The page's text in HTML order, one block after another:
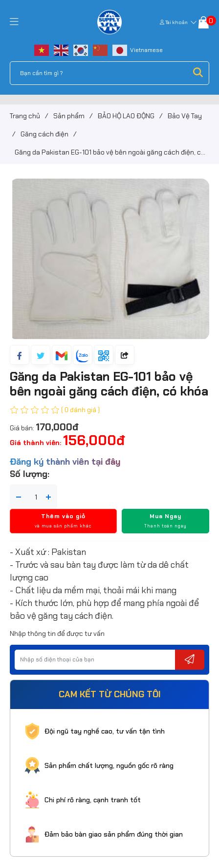
Tài khoản 0
Trang chủ / Sản phẩm / BẢO HỘ LAO ĐỘNG / Bảo Vệ Tay
/ Găng cách điện /
Găng da Pakistan EG-101 bảo vệ bên ngoài găng cách điện, có
Găng da Pakistan EG-101 bảo vệ
bên ngoài găng cách điện, có khóa
( 0 đánh giá )
Giá bán: 170,000đ
Giá thành viên: 156,000đ
Đăng ký thành viên tại đây
Số lượng:
Thêm vào giỏ
và mua sản phẩm khác
Mua Ngay
Thanh toán ngay
- Xuất xứ : Pakistan
- Trước và sau bàn tay được làm từ da dê chất
lượng cao
- Chất liệu da mềm mại, thoải mái khi mang
- Kích thước lớn, phù hợp để mang phía ngoài để
bảo vệ găng tay cách điện.
Nhập thông tin để được tư vấn
CAM KẾT TỪ CHÚNG TÔI
Đội ngũ tay nghề cao, tư vấn tận tình
Sản phẩm chất lượng, nguồn gốc rõ ràng
Chi phí rõ ràng, cạnh tranh tốt
Đảm bảo bàn giao sản phẩm đúng thời gian